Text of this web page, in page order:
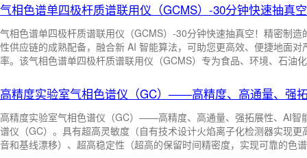
中文：裂隙灯激光适配器；英文：laser optical ada-pter for slit lamp 中
中文：光学标测；英文：optical mapping 中文：不透明体；英文：
中文：透明体；英文：optical transparent 中文：透明剂；英文：
中文：组织光学特性控制；英文：controlling of tissue optical properties
气相色谱单四极杆质谱联用仪（GCMS）-30分钟快速抽真
气相色谱单四极杆质谱联用仪（GCMS）-30分钟快速抽真空！精密制
性供应链的成熟配备，融合新 AI 智能算法，可助您更高效、便捷地面
率。该气相色谱单四极杆质谱联用仪（GCMS）专为食品、环境、石油
10^(-5)Pafg级检出限-达国际水平的EPC控制精度0.001psi，精准识别
极：抗污染、使用寿命长-无冷点气质接口： ...
高精度实验室气相色谱仪（GC）——高精度、高通量、强
高精度实验室气相色谱仪（GC）——高精度、高通量、强拓展性、AI智
谱仪（GC）。具有超高灵敏度（自有技术设计火焰离子化检测器实现
音和基线漂移）、超高稳定性（超高的保留时间精密度，实现可靠的色